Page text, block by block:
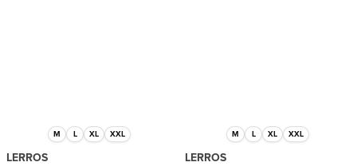
M L XL XXL
LERROS
M L XL XXL
LERROS